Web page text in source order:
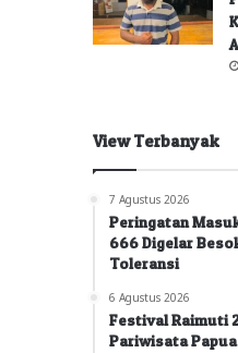
View Terbanyak
7 Agustus 2026
Peringatan
666 Digelar
Toleransi
6 Agustus 2026
Festival Raimuti
Pariwisata